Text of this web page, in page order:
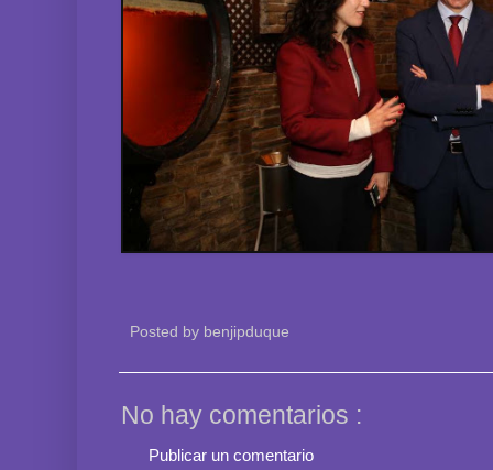
Posted by benjipduque
No hay comentarios :
Publicar un comentario